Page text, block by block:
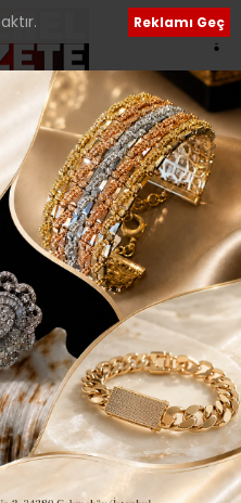
Reklamı Geç